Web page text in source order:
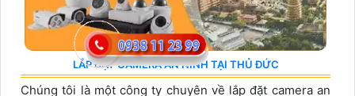
LẮP ĐẶT CAMERA AN NINH TẠI THỦ ĐỨC
Chúng tôi là một công ty chuyên về lắp đặt camera an